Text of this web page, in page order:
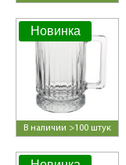
Новинка
В наличии >100 штук